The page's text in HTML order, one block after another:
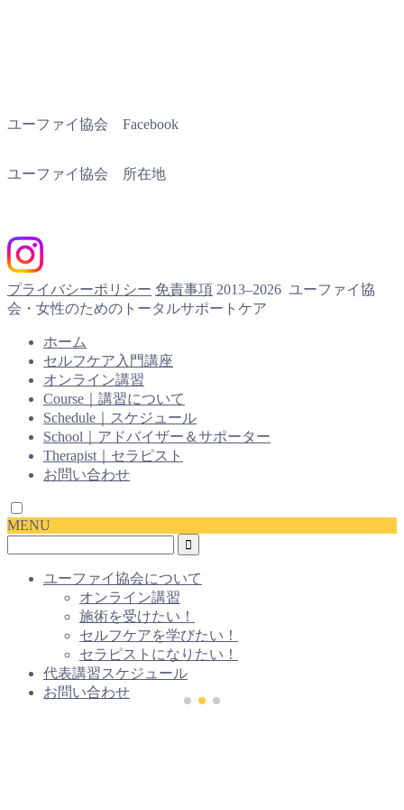
ユーファイ協会 Facebook
ユーファイ協会 所在地
プライバシーポリシー 免責事項 2013–2026 ユーファイ協
会・女性のためのトータルサポートケア
ホーム
セルフケア入門講座
オンライン講習
Course｜講習について
Schedule｜スケジュール
School｜アドバイザー＆サポーター
Therapist｜セラピスト
お問い合わせ
MENU
ユーファイ協会について
オンライン講習
施術を受けたい！
セルフケアを学びたい！
セラピストになりたい！
代表講習スケジュール
お問い合わせ